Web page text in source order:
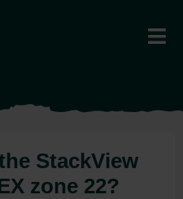
StackView
zone 22?